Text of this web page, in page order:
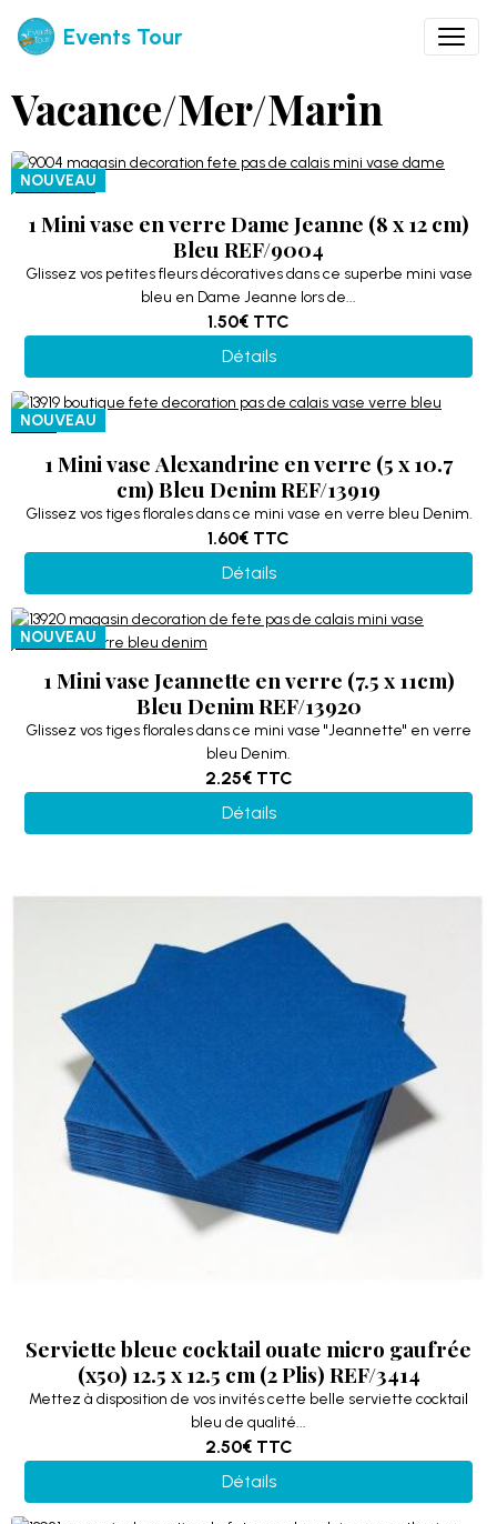
Events Tour
Vacance/Mer/Marin
NOUVEAU
1 Mini vase en verre Dame Jeanne (8 x 12 cm)
Bleu REF/9004
Glissez vos petites fleurs décoratives dans ce superbe mini vase
bleu en Dame Jeanne lors de...
1.50€ TTC
Détails
NOUVEAU
1 Mini vase Alexandrine en verre (5 x 10.7
cm) Bleu Denim REF/13919
Glissez vos tiges florales dans ce mini vase en verre bleu Denim.
1.60€ TTC
Détails
NOUVEAU
1 Mini vase Jeannette en verre (7.5 x 11cm)
Bleu Denim REF/13920
Glissez vos tiges florales dans ce mini vase "Jeannette" en verre
bleu Denim.
2.25€ TTC
Détails
Serviette bleue cocktail ouate micro gaufrée
(x50) 12.5 x 12.5 cm (2 Plis) REF/3414
Mettez à disposition de vos invités cette belle serviette cocktail
bleu de qualité...
2.50€ TTC
Détails